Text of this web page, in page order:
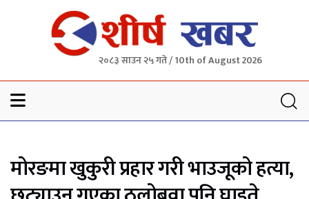
२०८३ साउन २५ गते / 10th of August 2026
मोरङमा खुकुरी प्रहार गरी भाउजूको हत्या,